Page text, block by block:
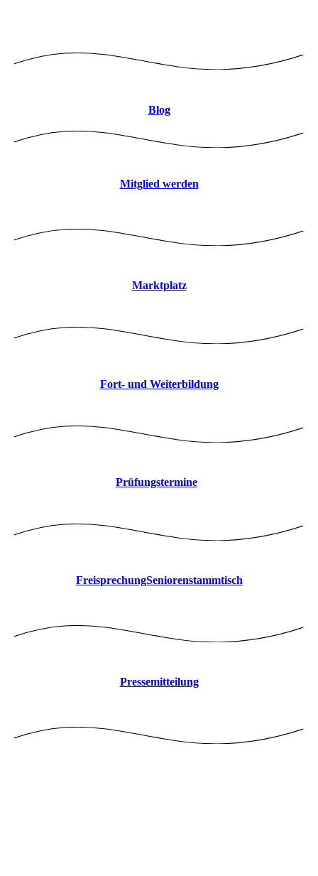
Blog
Mitglied werden
Marktplatz
Fort- und Weiterbildung
Prüfungstermine
FreisprechungSeniorenstammtisch
Pressemitteilung